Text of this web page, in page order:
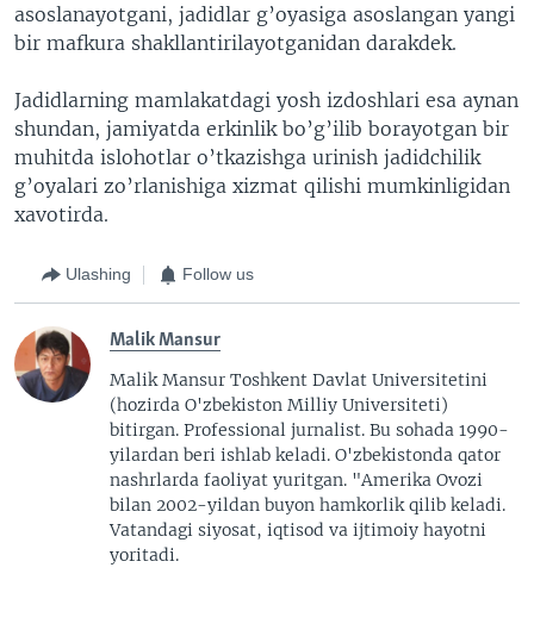
asoslanayotgani, jadidlar g’oyasiga asoslangan yangi
bir mafkura shakllantirilayotganidan darakdek.
Jadidlarning mamlakatdagi yosh izdoshlari esa aynan
shundan, jamiyatda erkinlik bo’g’ilib borayotgan bir
muhitda islohotlar o’tkazishga urinish jadidchilik
g’oyalari zo’rlanishiga xizmat qilishi mumkinligidan
xavotirda.
Ulashing Follow us
Malik Mansur
Malik Mansur Toshkent Davlat Universitetini
(hozirda O'zbekiston Milliy Universiteti)
bitirgan. Professional jurnalist. Bu sohada 1990-
yilardan beri ishlab keladi. O'zbekistonda qator
nashrlarda faoliyat yuritgan. "Amerika Ovozi
bilan 2002-yildan buyon hamkorlik qilib keladi.
Vatandagi siyosat, iqtisod va ijtimoiy hayotni
yoritadi.